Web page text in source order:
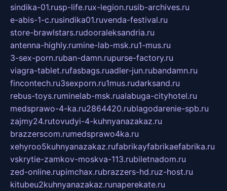
sindika-01.rusp-life.rux-legion.rusib-archives.ru
e-abis-1-c.rusindika01.ruvenda-festival.ru
store-brawlstars.rudooraleksandria.ru
antenna-highly.rumine-lab-msk.ru1-mus.ru
3-sex-porn.ruban-damn.rupurse-factory.ru
viagra-tablet.rufasbags.ruadler-jun.rubandamn.ru
fincontech.ru3sexporn.ru1mus.rudarksand.ru
rebus-toys.ruminelab-msk.rualabuga-cityhotel.ru
medsprawo-4-ka.ru2864420.rublagodarenie-spb.ru
zajmy24.rutovudyi-4-kuhnyanazakaz.ru
brazzerscom.rumedsprawo4ka.ru
xehyroo5kuhnyanazakaz.rufabrikayfabrikaefabrika.ru
vskrytie-zamkov-moskva-113.rubiletnadom.ru
zed-online.rupimchax.rubrazzers-hd.ruz-host.ru
kitubeu2kuhnyanazakaz.runaperekate.ru